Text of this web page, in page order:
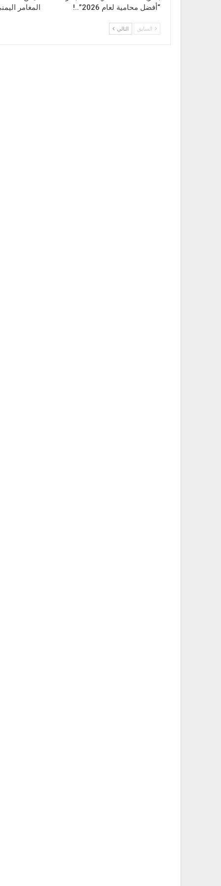
“أفضل محامية لعام 2026”..!
المغامر
السابق التالي